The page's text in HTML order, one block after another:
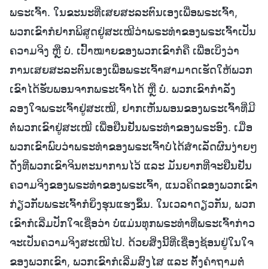
ພຣະເຈົ້າ. ໃນຂະນະທີ່ເສຍສະລະຕົນເອງເພື່ອພຣະເຈົ້າ,
ພວກເຂົາກໍຢາກພິສູດຢູ່ສະເໝີວ່າພຣະທຳຂອງພຣະເຈົ້າເປັນ
ຄວາມຈິງ ຫຼື ບໍ່. ເປົ້າໝາຍຂອງພວກເຂົາກໍຄື ເພື່ອເບິ່ງວ່າ
ການເສຍສະລະຕົນເອງເພື່ອພຣະເຈົ້າສາມາດເຮັດໃຫ້ພວກ
ເຂົາໄດ້ຮັບພອນຈາກພຣະເຈົ້າໄດ້ ຫຼື ບໍ່. ພວກເຂົາກຳລັງ
ລອງໃຈພຣະເຈົ້າຢູ່ສະເໝີ, ຢາກເຫັນພອນຂອງພຣະເຈົ້າທີ່ມີ
ຕໍ່ພວກເຂົາຢູ່ສະເໝີ ເພື່ອຢືນຢັນພຣະທຳຂອງພຣະອົງ. ເມື່ອ
ພວກເຂົາພົບວ່າພຣະທຳຂອງພຣະເຈົ້າບໍ່ໄດ້ສຳເລັດຜົນງ່າຍໆ
ດັ່ງທີ່ພວກເຂົາຈິນຕະນາການໄວ້ ແລະ ມັນຍາກທີ່ຈະຢືນຢັນ
ຄວາມຈິງຂອງພຣະທຳຂອງພຣະເຈົ້າ, ແນວຄິດຂອງພວກເຂົາ
ກ່ຽວກັບພຣະເຈົ້າກໍຍິ່ງຮຸນແຮງຂຶ້ນ. ໃນເວລາດຽວກັນ, ພວກ
ເຂົາກໍເລີ່ມປັກໃຈເຊື່ອວ່າ ບໍ່ແມ່ນທຸກພຣະທຳທີ່ພຣະເຈົ້າກ່າວ
ຈະເປັນຄວາມຈິງສະເໝີໄປ. ດ້ວຍສິ່ງນີ້ທີ່ເຊື່ອງຊ້ອນຢູ່ໃນໃຈ
ຂອງພວກເຂົາ, ພວກເຂົາກໍເລີ່ມສົງໄສ ແລະ ຕັ້ງຄຳຖາມຕໍ່